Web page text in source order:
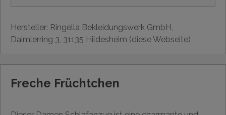
Hersteller: Ringella Bekleidungswerk GmbH,
Daimlerring 3, 31135 Hildesheim (diese Webseite)
Freche Früchtchen